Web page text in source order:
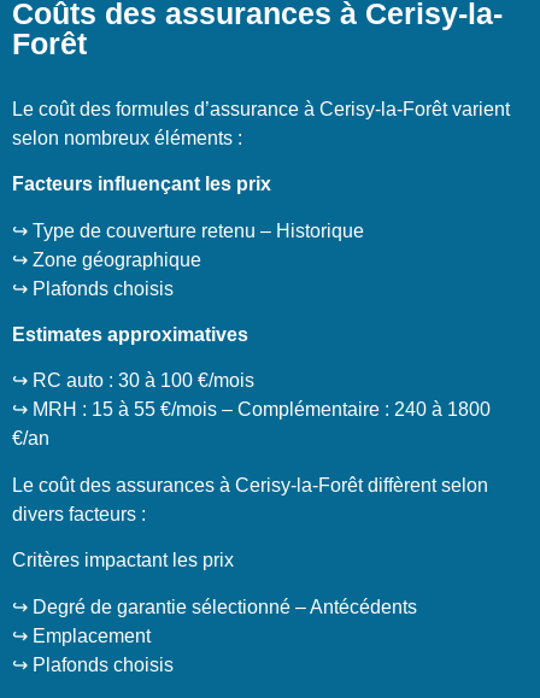
Coûts des assurances à Cerisy-la-
Forêt
Le coût des formules d’assurance à Cerisy-la-Forêt varient
selon nombreux éléments :
Facteurs influençant les prix
↪️ Type de couverture retenu – Historique
↪️ Zone géographique
↪️ Plafonds choisis
Estimates approximatives
↪️ RC auto : 30 à 100 €/mois
↪️ MRH : 15 à 55 €/mois – Complémentaire : 240 à 1800
€/an
Le coût des assurances à Cerisy-la-Forêt diffèrent selon
divers facteurs :
Critères impactant les prix
↪️ Degré de garantie sélectionné – Antécédents
↪️ Emplacement
↪️ Plafonds choisis